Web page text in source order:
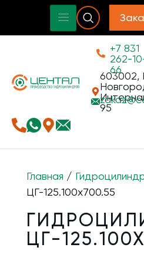
+7 831
262-
66
603002,
95
zakaz@
Главная /
ЦГ-125.100х700.55
ЦГ-